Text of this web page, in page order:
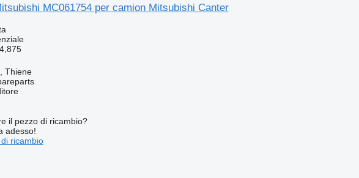
MC061754 per camion Mitsubishi Canter
Thiene
il pezzo di ricambio?
adesso!
ricambio